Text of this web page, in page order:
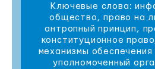
Ключевые слова:
общество, право на
антропный принцип,
конституционное
механизмы
уполномоченный